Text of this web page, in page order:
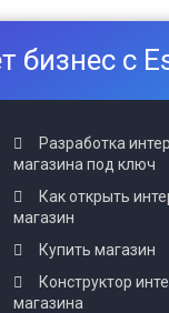
бизнес с
Разработка
магазина под ключ
Как открыть
магазин
Купить магазин
Конструктор
магазина